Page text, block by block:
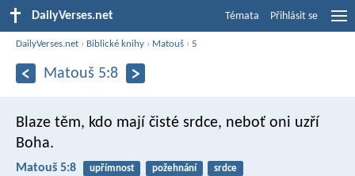
DailyVerses.net Témata Přihlásit se
DailyVerses.net › Biblické knihy › Matouš ›5
Matouš 5:8
Blaze těm, kdo mají čisté srdce, neboť oni uzří
Boha.
Matouš 5:8 upřímnost požehnání srdce